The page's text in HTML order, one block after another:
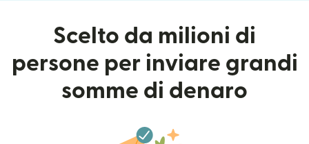
Scelto da milioni di
persone per inviare grandi
somme di denaro